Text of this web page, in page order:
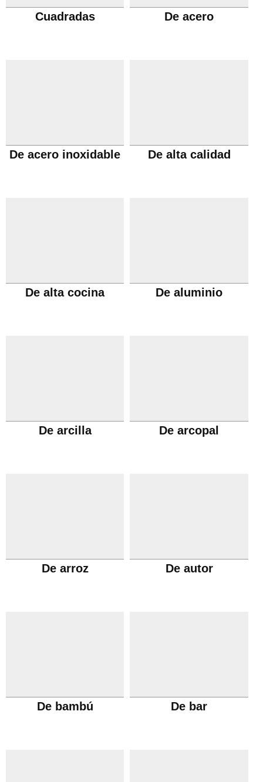
Cuadradas De acero
De acero inoxidable De alta calidad
De alta cocina De aluminio
De arcilla De arcopal
De arroz De autor
De bambú De bar